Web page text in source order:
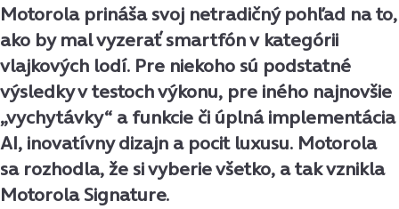
Motorola prináša svoj netradičný pohľad na to,
ako by mal vyzerať smartfón v kategórii
vlajkových lodí. Pre niekoho sú podstatné
výsledky v testoch výkonu, pre iného najnovšie
„vychytávky“ a funkcie či úplná implementácia
AI, inovatívny dizajn a pocit luxusu. Motorola
sa rozhodla, že si vyberie všetko, a tak vznikla
Motorola Signature.